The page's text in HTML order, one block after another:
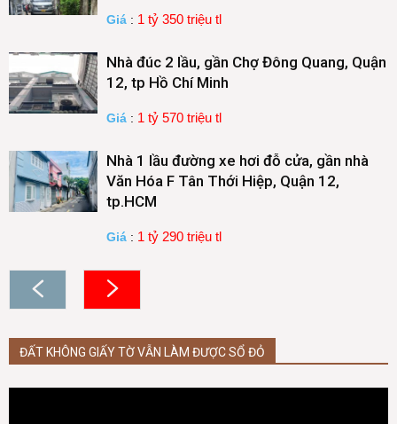
Giá : 1 tỷ 350 triệu tl
Nhà đúc 2 lầu, gần Chợ Đông Quang, Quận
12, tp Hồ Chí Minh
Giá : 1 tỷ 570 triệu tl
Nhà 1 lầu đường xe hơi đỗ cửa, gần nhà
Văn Hóa F Tân Thới Hiệp, Quận 12,
tp.HCM
Giá : 1 tỷ 290 triệu tl
ĐẤT KHÔNG GIẤY TỜ VẪN LÀM ĐƯỢC SỔ ĐỎ